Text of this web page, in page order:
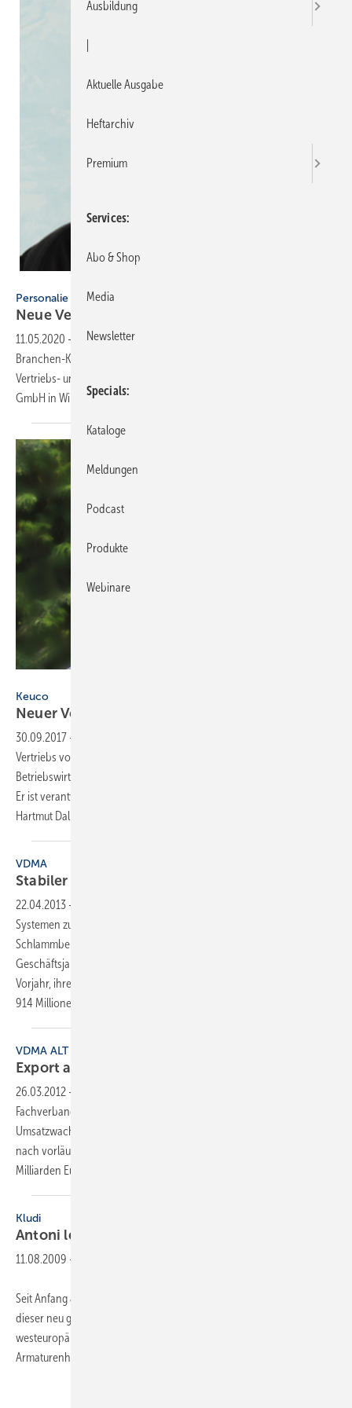
Personalie
Neue Vertriebsleiterin Export bei
11.05.2020 -
Am 1. April 2020 hat mit Silke Jaeger eine erfahrene
Branchen-Kennerin die Verantwortung für die internationalen
Vertriebs- und Marketingaktivitäten bei der Judo Wasseraufbereitung
GmbH in Winnendenübernommen.
Keuco
Neuer Vertriebsleiter
30.09.2017 -
Vertriebs von Keuco zum 1. Juli 2017 angetreten. Der studierte
Betriebswirt bringt umfangreiche Erfahrungen in diesem Bereich mit.
Er ist verantwortlich für alle Exportmärkte und berichtet an Keuco-GF
Hartmut Dalheimer.
VDMA
Stabiler Umsatz, gesteigerte
22.04.2013 -
Systemen zur Wasseraufbereitung, Abwasser- und
Schlammbehandlung berichten von einem erfolgreichen
Geschäftsjahr 2012. Die Unternehmen konnten, im Vergleich zum
Vorjahr, ihre Exporte von 813 Millionen Euro um mehr als 12% auf rund
914 Millionen...
VDMA ALT
Export auf
26.03.2012 -
Fachverband Allgemeine Lufttechnik für 2012 mit einem leichten
Umsatzwachstum von etwa 4%. Im Jahr 2011 erreichte die Branche
nach vorläufigen Angaben ein Produktionsvolumen von 12,5
Milliarden Euro. Alle Sparten der Allgemeinen
Kludi
Antoni leitet
11.08.2009 -
Seit Anfang Juni ist Helmut Antoni Exportleiter bei Kludi in Menden. In
dieser neu geschaffenen Position zeichnet der 46-Jährige für die
westeuropäische Marktbearbeitung des Mendener
Armaturenherstellers verantwortlich.
Ausbildung
Aktuelle Ausgabe
Heftarchiv
Premium
Services
Abo & Shop
Media
Newsletter
Specials
Kataloge
Meldungen
Podcast
Produkte
Webinare